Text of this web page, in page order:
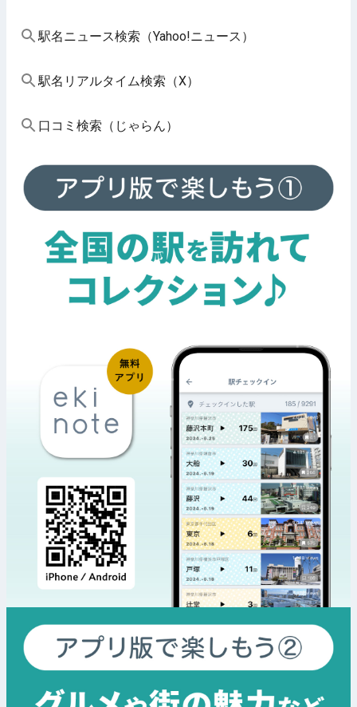
駅名ニュース検索（Yahoo!ニュース）
駅名リアルタイム検索（X）
口コミ検索（じゃらん）